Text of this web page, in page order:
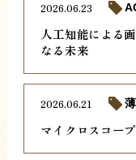
人工知能による
なる未来
2026.06.23
マイクロスコー
2026.06.21